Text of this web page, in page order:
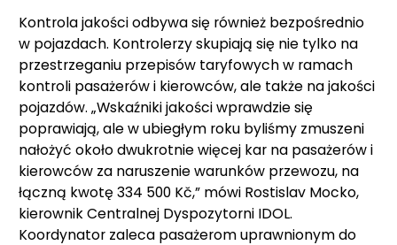
Kontrola jakości odbywa się również bezpośrednio
w pojazdach. Kontrolerzy skupiają się nie tylko na
przestrzeganiu przepisów taryfowych w ramach
kontroli pasażerów i kierowców, ale także na jakości
pojazdów. „Wskaźniki jakości wprawdzie się
poprawiają, ale w ubiegłym roku byliśmy zmuszeni
nałożyć około dwukrotnie więcej kar na pasażerów i
kierowców za naruszenie warunków przewozu, na
łączną kwotę 334 500 Kč,” mówi Rostislav Mocko,
kierownik Centralnej Dyspozytorni IDOL.
Koordynator zaleca pasażerom uprawnionym do